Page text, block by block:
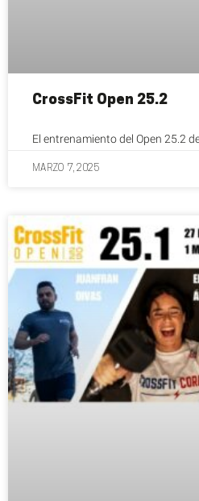
CrossFit Open 25.2
El entrenamiento del Open 25.2
MARZO 7, 2025